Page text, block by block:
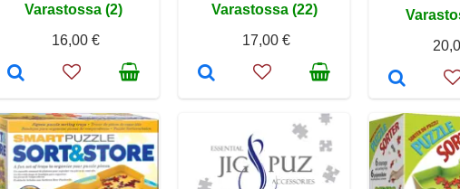
Varastossa (2)
16,00 €
Varastossa (22)
17,00 €